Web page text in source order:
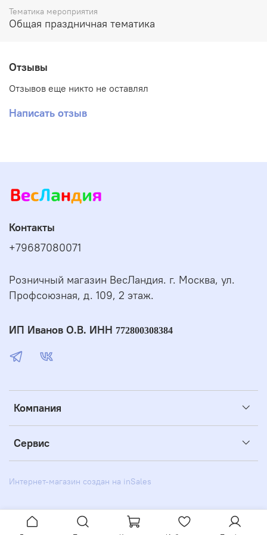
Тематика мероприятия
Общая праздничная тематика
Отзывы
Отзывов еще никто не оставлял
Написать отзыв
Компания
Сервис
Контакты
+79687080071
Розничный магазин ВесЛандия. г. Москва, ул.
Профсоюзная, д. 109, 2 этаж.
ИП Иванов О.В. ИНН 772800308384
Интернет-магазин создан на inSales